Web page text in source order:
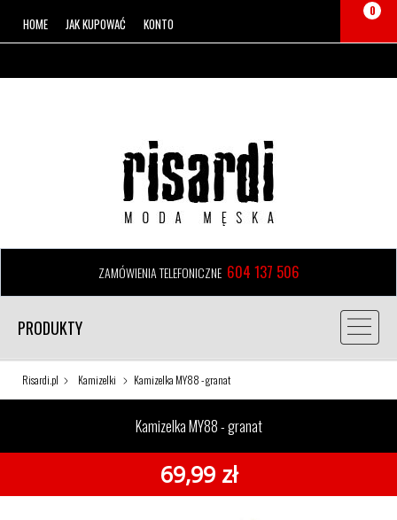
HOME JAK KUPOWAĆ KONTO
0
ZAMÓWIENIA TELEFONICZNE 604 137 506
PRODUKTY
Risardi.pl Kamizelki Kamizelka MY88 - granat
Kamizelka MY88 - granat
69,99 zł